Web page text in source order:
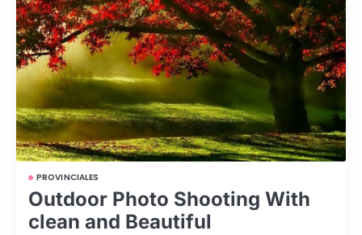
PROVINCIALES
Outdoor Photo Shooting With
clean and Beautiful